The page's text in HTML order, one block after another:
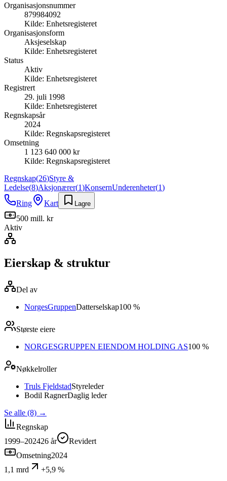
Organisasjonsnummer
879984092
Kilde: Enhetsregisteret
Organisasjonsform
Aksjeselskap
Kilde: Enhetsregisteret
Status
Aktiv
Kilde: Enhetsregisteret
Registrert
29. juli 1998
Kilde: Enhetsregisteret
Regnskapsår
2024
Kilde: Regnskapsregisteret
Omsetning
1 123 640 000 kr
Kilde: Regnskapsregisteret
Regnskap(26)Styre &
Ledelse(8)Aksjonærer(1)KonsernUnderenheter(1)
Ring
Kart Lagre
500 mill. kr
Aktiv
Eierskap & struktur
Del av
NorgesGruppenDatterselskap100 %
Største eiere
NORGESGRUPPEN EIENDOM HOLDING AS100 %
Nøkkelroller
Truls FjeldstadStyreleder
Bodil RagnerDaglig leder
Se alle (8) →
Regnskap
1999–202426 år
Revidert
Omsetning2024
1,1 mrd
+5,9 %